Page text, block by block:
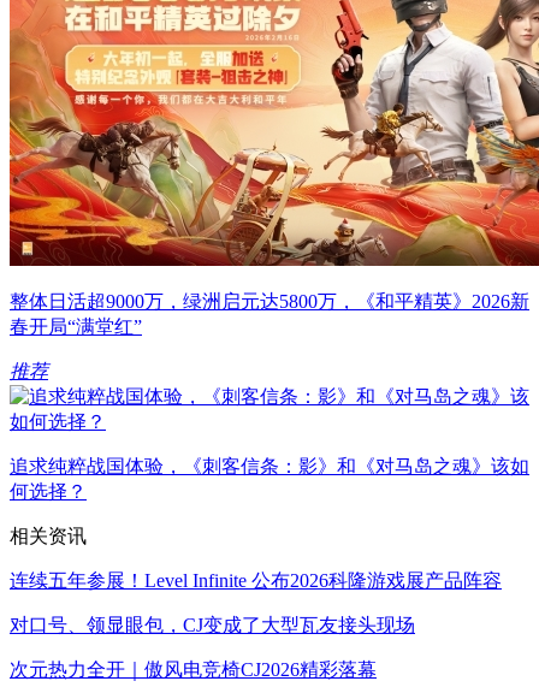
整体日活超9000万，绿洲启元达5800万，《和平精英》2026新
春开局“满堂红”
推荐
追求纯粹战国体验，《刺客信条：影》和《对马岛之魂》该如
何选择？
相关资讯
连续五年参展！Level Infinite 公布2026科隆游戏展产品阵容
对口号、领显眼包，CJ变成了大型瓦友接头现场
次元热力全开｜傲风电竞椅CJ2026精彩落幕